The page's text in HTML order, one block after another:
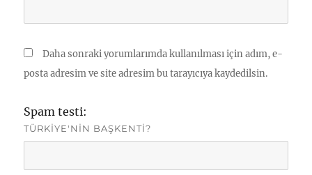
Daha sonraki yorumlarımda kullanılması için adım, e-
posta adresim ve site adresim bu tarayıcıya kaydedilsin.
Spam testi:
TÜRKIYE'NIN BAŞKENTI?